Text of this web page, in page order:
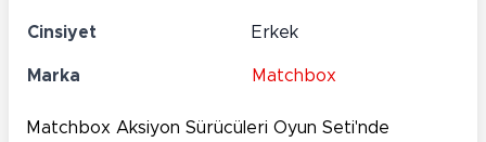
Cinsiyet Erkek
Marka Matchbox
Matchbox Aksiyon Sürücüleri Oyun Seti'nde